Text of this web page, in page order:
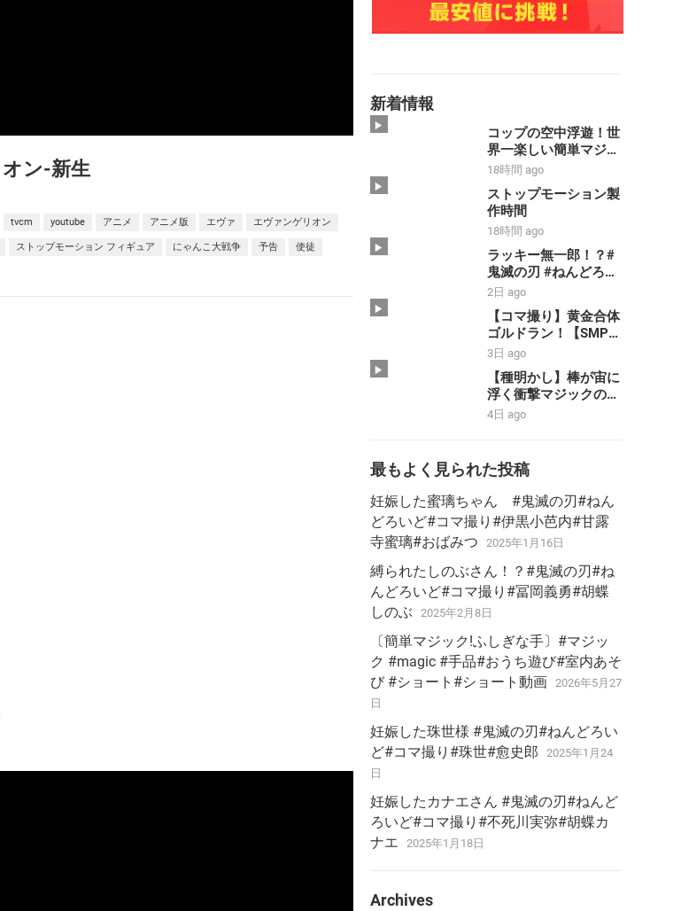
オン-新生
tvcm youtube アニメ アニメ版 エヴァ エヴァンゲリオン
ストップモーション フィギュア にゃんこ大戦争 予告 使徒
新着情報
コップの空中浮遊！世
界一楽しい簡単マジッ
ク【種明かし】
18時間 ago
ストップモーション製
作時間
18時間 ago
ラッキー無一郎！？#
鬼滅の刃 #ねんどろい
ど #コマ撮り #禰豆子
#時透無一郎
2日 ago
【コマ撮り】黄金合体
ゴルドラン！【SMP】
【黄金勇者ゴルドラ
ン】#shorts #ゴルド
ラン #smp
#stopmotion #黄金合
3日 ago
【種明かし】棒が宙に
浮く衝撃マジックのや
り方大暴露‼️【magic
4日 ago
最もよく見られた投稿
妊娠した蜜璃ちゃん #鬼滅の刃#ねん
どろいど#コマ撮り#伊黒小芭内#甘露
寺蜜璃#おばみつ
2025年1月16日
縛られたしのぶさん！？#鬼滅の刃#ね
んどろいど#コマ撮り#冨岡義勇#胡蝶
しのぶ
2025年2月8日
〔簡単マジック!ふしぎな手〕#マジッ
ク #magic #手品#おうち遊び#室内あそ
び #ショート#ショート動画
2026年5月27
日
妊娠した珠世様 #鬼滅の刃#ねんどろい
ど#コマ撮り#珠世#愈史郎
2025年1月24
日
妊娠したカナエさん #鬼滅の刃#ねんど
ろいど#コマ撮り#不死川実弥#胡蝶カ
ナエ
2025年1月18日
Archives